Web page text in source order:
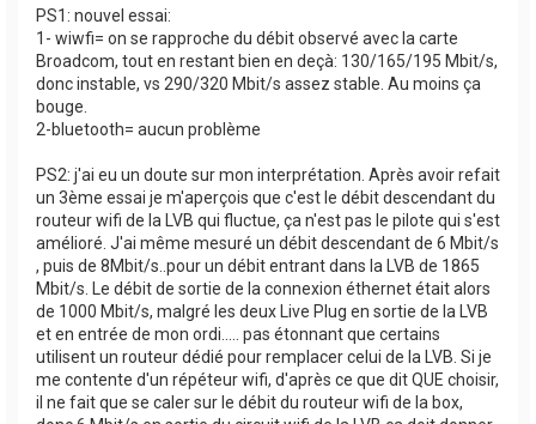
PS1: nouvel essai:
1- wiwfi= on se rapproche du débit observé avec la carte
Broadcom, tout en restant bien en deçà: 130/165/195 Mbit/s,
donc instable, vs 290/320 Mbit/s assez stable. Au moins ça
bouge.
2-bluetooth= aucun problème
PS2: j'ai eu un doute sur mon interprétation. Après avoir refait
un 3ème essai je m'aperçois que c'est le débit descendant du
routeur wifi de la LVB qui fluctue, ça n'est pas le pilote qui s'est
amélioré. J'ai même mesuré un débit descendant de 6 Mbit/s
, puis de 8Mbit/s..pour un débit entrant dans la LVB de 1865
Mbit/s. Le débit de sortie de la connexion éthernet était alors
de 1000 Mbit/s, malgré les deux Live Plug en sortie de la LVB
et en entrée de mon ordi..... pas étonnant que certains
utilisent un routeur dédié pour remplacer celui de la LVB. Si je
me contente d'un répéteur wifi, d'après ce que dit QUE choisir,
il ne fait que se caler sur le débit du routeur wifi de la box,